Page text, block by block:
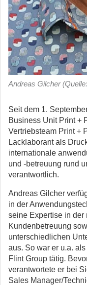
Andreas Gilcher
Seit dem 1.
Business Unit Print +
Vertriebsteam Print +
Lacklaborant als
internationale
und -betreuung rund
verantwortlich.
Andreas Gilcher
in der
seine Expertise in
Kundenbetreuung
unterschiedlichen
aus. So war er u.a.
Flint Group tätig.
verantwortete er bei
Sales Manager/